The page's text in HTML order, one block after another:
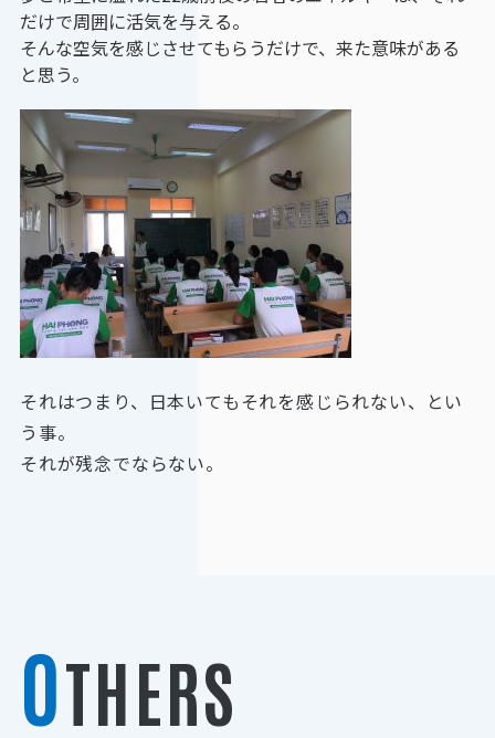
だけで周囲に活気を与える。
そんな空気を感じさせてもらうだけで、来た意味がある
と思う。
それはつまり、日本いてもそれを感じられない、とい
う事。
それが残念でならない。
OTHERS